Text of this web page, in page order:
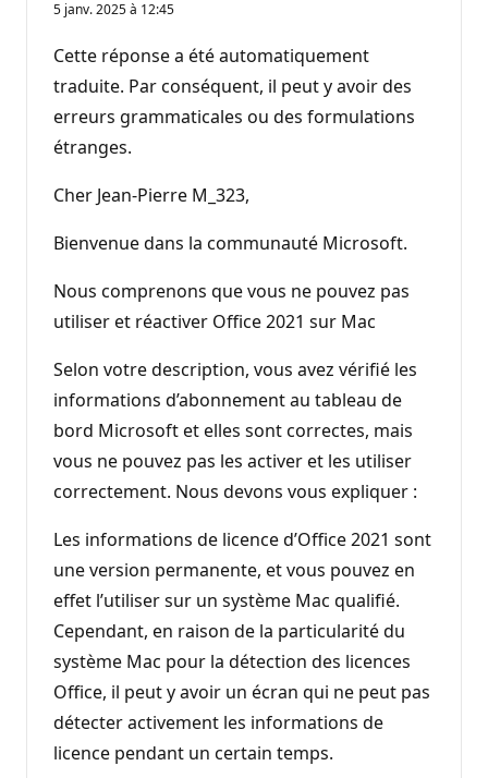
5 janv. 2025 à 12:45
Cette réponse a été automatiquement
traduite. Par conséquent, il peut y avoir des
erreurs grammaticales ou des formulations
étranges.
Cher Jean-Pierre M_323,
Bienvenue dans la communauté Microsoft.
Nous comprenons que vous ne pouvez pas
utiliser et réactiver Office 2021 sur Mac
Selon votre description, vous avez vérifié les
informations d’abonnement au tableau de
bord Microsoft et elles sont correctes, mais
vous ne pouvez pas les activer et les utiliser
correctement. Nous devons vous expliquer :
Les informations de licence d’Office 2021 sont
une version permanente, et vous pouvez en
effet l’utiliser sur un système Mac qualifié.
Cependant, en raison de la particularité du
système Mac pour la détection des licences
Office, il peut y avoir un écran qui ne peut pas
détecter activement les informations de
licence pendant un certain temps.